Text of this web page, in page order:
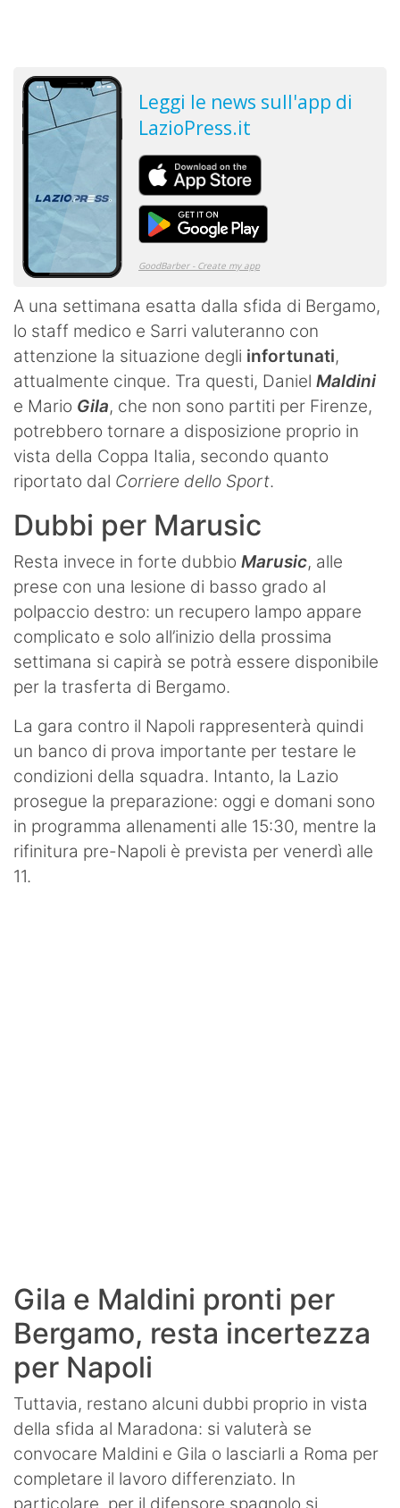
A una settimana esatta dalla sfida di Bergamo,
lo staff medico e Sarri valuteranno con
attenzione la situazione degli infortunati,
attualmente cinque. Tra questi, Daniel Maldini
e Mario Gila, che non sono partiti per Firenze,
potrebbero tornare a disposizione proprio in
vista della Coppa Italia, secondo quanto
riportato dal Corriere dello Sport.
Dubbi per Marusic
Resta invece in forte dubbio Marusic, alle
prese con una lesione di basso grado al
polpaccio destro: un recupero lampo appare
complicato e solo all’inizio della prossima
settimana si capirà se potrà essere disponibile
per la trasferta di Bergamo.
La gara contro il Napoli rappresenterà quindi
un banco di prova importante per testare le
condizioni della squadra. Intanto, la Lazio
prosegue la preparazione: oggi e domani sono
in programma allenamenti alle 15:30, mentre la
rifinitura pre-Napoli è prevista per venerdì alle
11.
Gila e Maldini pronti per
Bergamo, resta incertezza
per Napoli
Tuttavia, restano alcuni dubbi proprio in vista
della sfida al Maradona: si valuterà se
convocare Maldini e Gila o lasciarli a Roma per
completare il lavoro differenziato. In
particolare, per il difensore spagnolo si